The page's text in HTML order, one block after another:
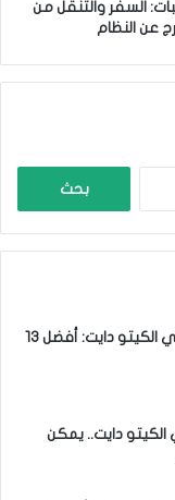
السفر والتنقل من
عن النظام
ح
:
المشروبات المسموحة في الكيتو دايت: أفضل 13
دايت.. يمكن